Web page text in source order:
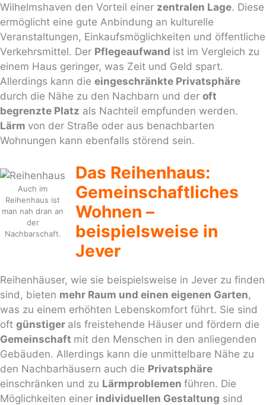
Wilhelmshaven den Vorteil einer zentralen Lage. Diese
ermöglicht eine gute Anbindung an kulturelle
Veranstaltungen, Einkaufsmöglichkeiten und öffentliche
Verkehrsmittel. Der Pflegeaufwand ist im Vergleich zu
einem Haus geringer, was Zeit und Geld spart.
Allerdings kann die eingeschränkte Privatsphäre
durch die Nähe zu den Nachbarn und der oft
begrenzte Platz als Nachteil empfunden werden.
Lärm von der Straße oder aus benachbarten
Wohnungen kann ebenfalls störend sein.
Auch im
Reihenhaus ist
man nah dran an
der
Nachbarschaft.
Das Reihenhaus:
Gemeinschaftliches
Wohnen –
beispielsweise in
Jever
Reihenhäuser, wie sie beispielsweise in Jever zu finden
sind, bieten mehr Raum und einen eigenen Garten,
was zu einem erhöhten Lebenskomfort führt. Sie sind
oft günstiger als freistehende Häuser und fördern die
Gemeinschaft mit den Menschen in den anliegenden
Gebäuden. Allerdings kann die unmittelbare Nähe zu
den Nachbarhäusern auch die Privatsphäre
einschränken und zu Lärmproblemen führen. Die
Möglichkeiten einer individuellen Gestaltung sind